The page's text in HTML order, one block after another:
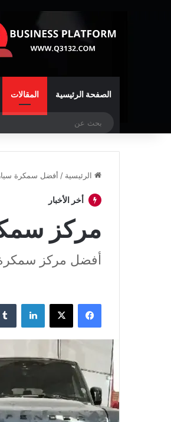
الصفحة الرئيسية المقالات
الرئيسية / أفضل سمكرة
أخر الأخبار
مركز
أفضل مركز
فيسبوك لينكدإن